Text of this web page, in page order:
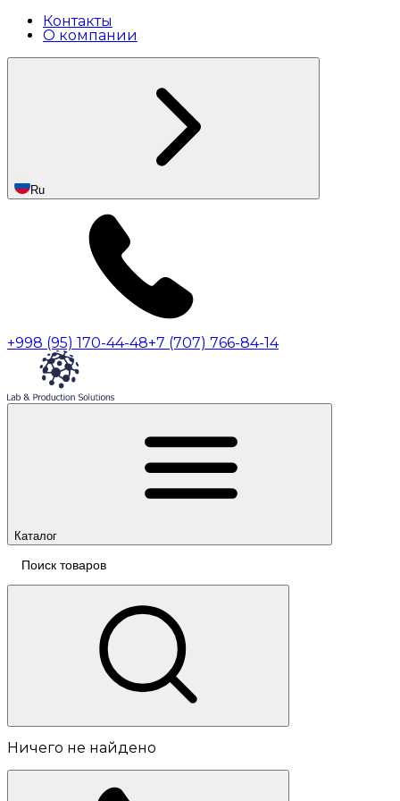
Контакты
О компании
Ru
+998 (95) 170-44-48+7 (707) 766-84-14
Каталог
Ничего не найдено